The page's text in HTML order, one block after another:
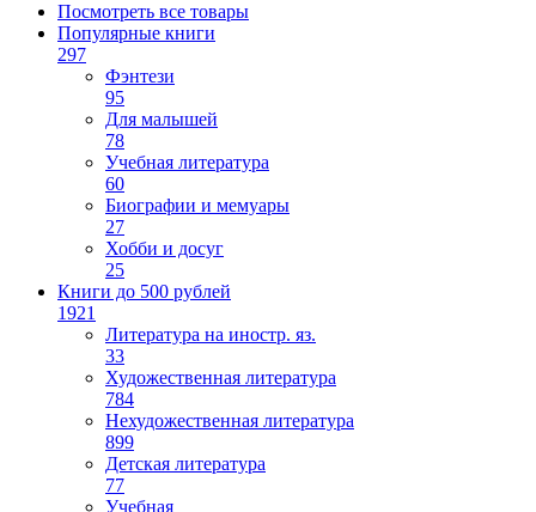
Посмотреть все товары
Популярные книги
297
Фэнтези
95
Для малышей
78
Учебная литература
60
Биографии и мемуары
27
Хобби и досуг
25
Книги до 500 рублей
1921
Литература на иностр. яз.
33
Художественная литература
784
Нехудожественная литература
899
Детская литература
77
Учебная